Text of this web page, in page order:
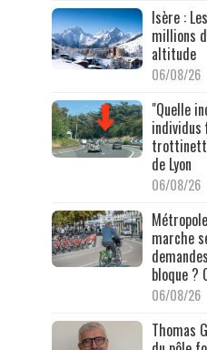
Isère :
millions
altitude
06/08/26
"Quelle
individus
de Lyon
06/08/26
marche
bloque ?
06/08/26
Thomas